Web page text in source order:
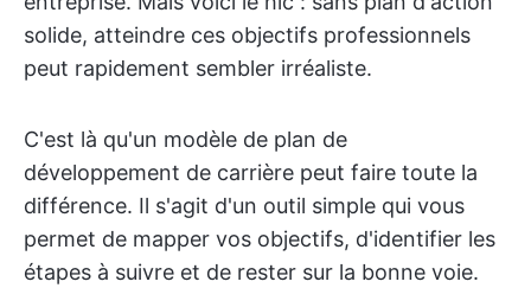
solide, atteindre ces objectifs professionnels
peut rapidement sembler irréaliste.
C'est là qu'un modèle de plan de
développement de carrière peut faire toute la
différence. Il s'agit d'un outil simple qui vous
permet de mapper vos objectifs, d'identifier les
étapes à suivre et de rester sur la bonne voie.